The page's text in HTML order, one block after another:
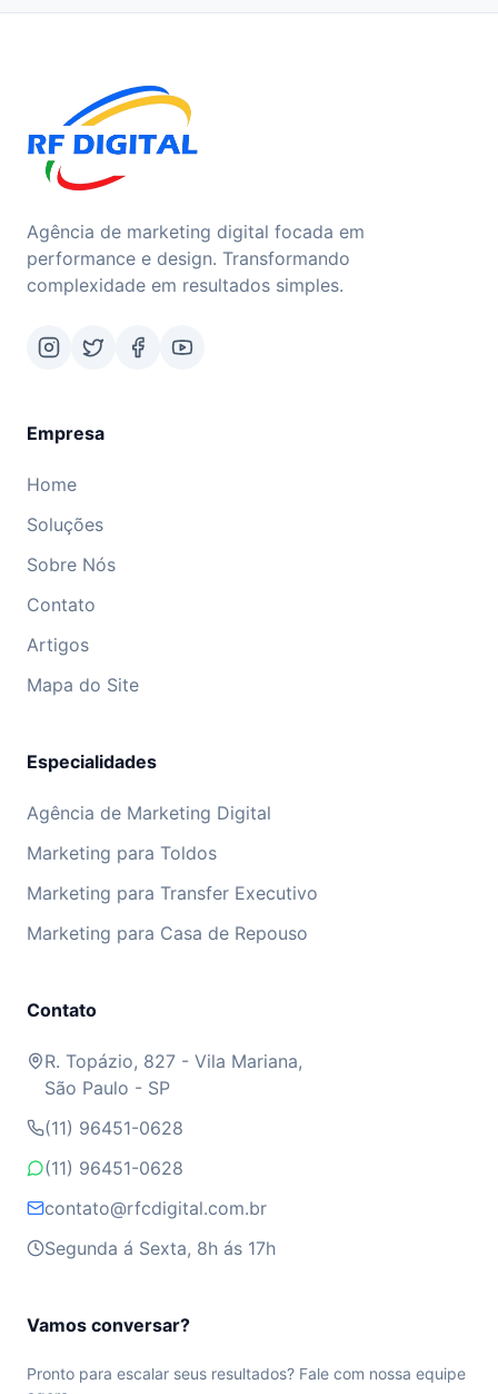
Agência de marketing digital focada em
performance e design. Transformando
complexidade em resultados simples.
Empresa
Home
Soluções
Sobre Nós
Contato
Artigos
Mapa do Site
Especialidades
Agência de Marketing Digital
Marketing para Toldos
Marketing para Transfer Executivo
Marketing para Casa de Repouso
Contato
R. Topázio, 827 - Vila Mariana,
São Paulo - SP
(11) 96451-0628
(11) 96451-0628
contato@rfcdigital.com.br
Segunda á Sexta, 8h ás 17h
Vamos conversar?
Pronto para escalar seus resultados? Fale com nossa equipe